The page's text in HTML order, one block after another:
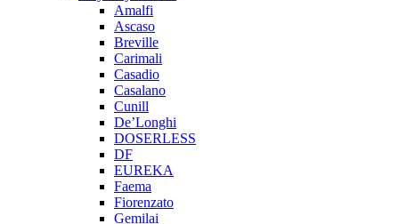
Amalfi
Ascaso
Breville
Carimali
Casadio
Casalano
Cunill
De’Longhi
DOSERLESS
DF
EUREKA
Faema
Fiorenzato
Gemilai